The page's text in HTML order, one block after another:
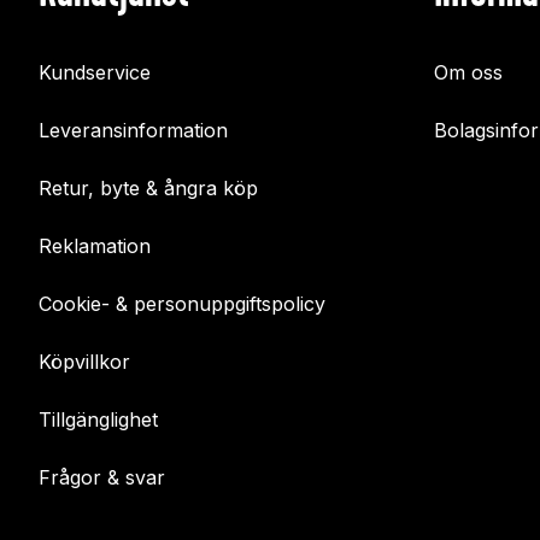
Kundservice
Leveransinformation
Retur, byte & ångra köp
Reklamation
Cookie- & personuppgiftspolicy
Köpvillkor
Tillgänglighet
Frågor & svar
Om oss